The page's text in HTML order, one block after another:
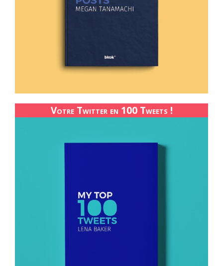
Votre Twitter en 100 Tweets !